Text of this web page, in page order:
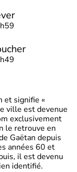
et signifie «
ville est devenue
exclusivement
le retrouve en
Gaëtan depuis
années 60 et
il est devenu
identifié.